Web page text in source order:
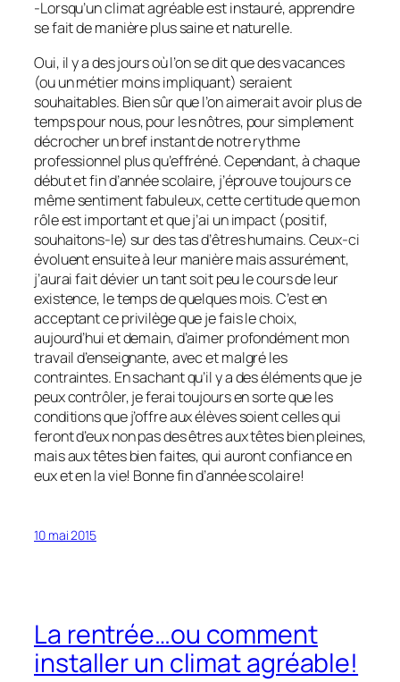
-Lorsqu’un climat agréable est instauré, apprendre
se fait de manière plus saine et naturelle.
Oui, il y a des jours où l’on se dit que des vacances
(ou un métier moins impliquant) seraient
souhaitables. Bien sûr que l’on aimerait avoir plus de
temps pour nous, pour les nôtres, pour simplement
décrocher un bref instant de notre rythme
professionnel plus qu’effréné. Cependant, à chaque
début et fin d’année scolaire, j’éprouve toujours ce
même sentiment fabuleux, cette certitude que mon
rôle est important et que j’ai un impact (positif,
souhaitons-le) sur des tas d’êtres humains. Ceux-ci
évoluent ensuite à leur manière mais assurément,
j’aurai fait dévier un tant soit peu le cours de leur
existence, le temps de quelques mois. C’est en
acceptant ce privilège que je fais le choix,
aujourd’hui et demain, d’aimer profondément mon
travail d’enseignante, avec et malgré les
contraintes. En sachant qu’il y a des éléments que je
peux contrôler, je ferai toujours en sorte que les
conditions que j’offre aux élèves soient celles qui
feront d’eux non pas des êtres aux têtes bien pleines,
mais aux têtes bien faites, qui auront confiance en
eux et en la vie! Bonne fin d’année scolaire!
10 mai 2015
La rentrée…ou comment
installer un climat agréable!